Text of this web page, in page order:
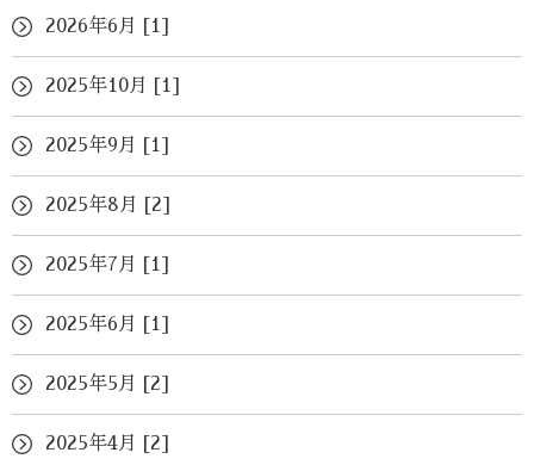
2026年6月 [1]
2025年10月 [1]
2025年9月 [1]
2025年8月 [2]
2025年7月 [1]
2025年6月 [1]
2025年5月 [2]
2025年4月 [2]